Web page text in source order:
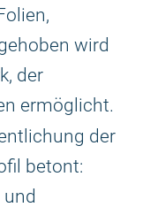
wird
der
ermöglicht.
der
betont: